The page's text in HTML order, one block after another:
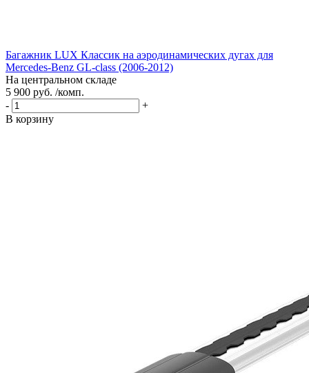
Багажник LUX Классик на аэродинамических дугах для
Mercedes-Benz GL-class (2006-2012)
На центральном складе
5 900 руб. /комп.
-
+
В корзину